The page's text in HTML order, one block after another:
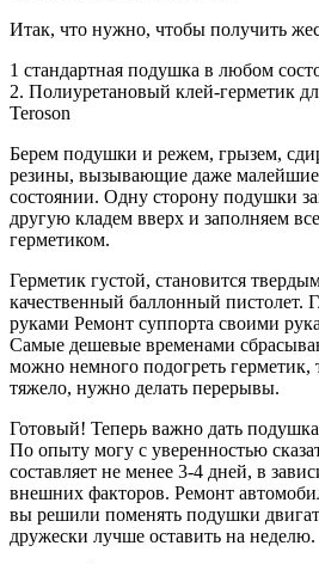
Итак, что нужно, чтобы получить
1 стандартная подушка в любом
2. Полиуретановый клей-герметик
Teroson
Берем подушки и режем, грызем,
резины, вызывающие даже
состоянии. Одну сторону подушки
другую кладем вверх и заполняем
герметиком.
Герметик густой, становится
качественный баллонный пистолет.
руками Ремонт суппорта своими
Самые дешевые временами
можно немного подогреть герметик,
тяжело, нужно делать перерывы.
Готовый! Теперь важно дать
По опыту могу с уверенностью
составляет не менее 3-4 дней, в
внешних факторов. Ремонт
вы решили поменять подушки
дружески лучше оставить на неделю.